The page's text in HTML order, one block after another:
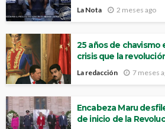
La Nota 2 meses ago
25 años de chavismo
crisis que la
La redacción 7 meses
Encabeza Maru
de inicio de la